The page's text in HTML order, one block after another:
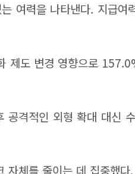
여력을 나타낸다. 지급여
제도 변경 영향으로
격적인 외형 확대 대신
자체를 줄이는 데 집중했다.